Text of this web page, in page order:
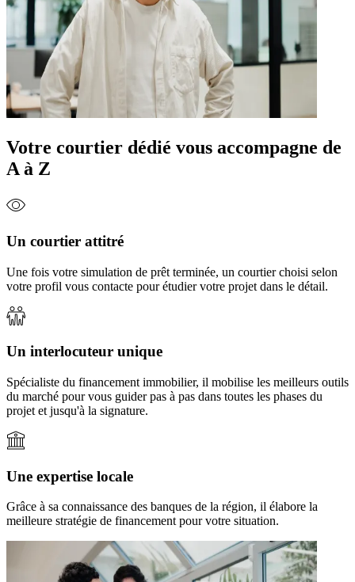
Votre courtier dédié vous accompagne de
A à Z
Un courtier attitré
Une fois votre simulation de prêt terminée, un courtier choisi selon
votre profil vous contacte pour étudier votre projet dans le détail.
Un interlocuteur unique
Spécialiste du financement immobilier, il mobilise les meilleurs outils
du marché pour vous guider pas à pas dans toutes les phases du
projet et jusqu'à la signature.
Une expertise locale
Grâce à sa connaissance des banques de la région, il élabore la
meilleure stratégie de financement pour votre situation.